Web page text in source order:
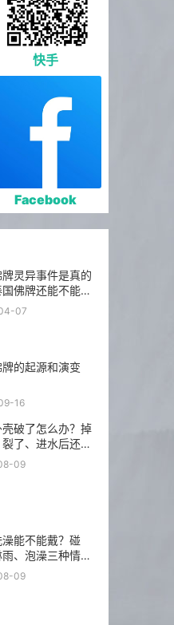
快手
Facebook
灵异事件是真的
国佛牌还能不能
07
的起源和演变
16
破了怎么办？掉
了、进水后还能
戴？
09
可以和本命佛一
搭更稳？